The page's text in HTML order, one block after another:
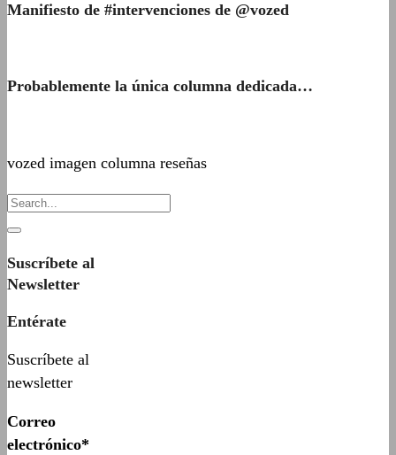
Manifiesto de #intervenciones de @vozed
Probablemente la única columna dedicada…
vozed imagen columna reseñas
Suscríbete al
Newsletter
Entérate
Suscríbete al
newsletter
Correo
electrónico*